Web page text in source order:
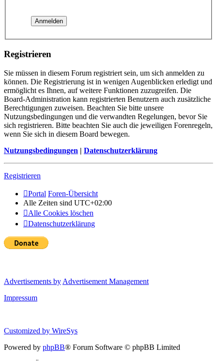
Registrieren
Sie müssen in diesem Forum registriert sein, um sich anmelden zu
können. Die Registrierung ist in wenigen Augenblicken erledigt und
ermöglicht es Ihnen, auf weitere Funktionen zuzugreifen. Die
Board-Administration kann registrierten Benutzern auch zusätzliche
Berechtigungen zuweisen. Beachten Sie bitte unsere
Nutzungsbedingungen und die verwandten Regelungen, bevor Sie
sich registrieren. Bitte beachten Sie auch die jeweiligen Forenregeln,
wenn Sie sich in diesem Board bewegen.
Nutzungsbedingungen | Datenschutzerklärung
Registrieren
Portal Foren-Übersicht
Alle Zeiten sind UTC+02:00
Alle Cookies löschen
Datenschutzerklärung
Advertisements by Advertisement Management
Impressum
Customized by WireSys
Powered by phpBB® Forum Software © phpBB Limited